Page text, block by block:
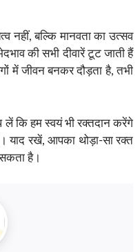
नहीं, बल्कि मानवता का उत्सव
की सभी दीवारें टूट जाती हैं
में जीवन बनकर दौड़ता है, तभी
लें कि हम स्वयं भी रक्तदान करेंगे
याद रखें, आपका थोड़ा-सा रक्त
है।